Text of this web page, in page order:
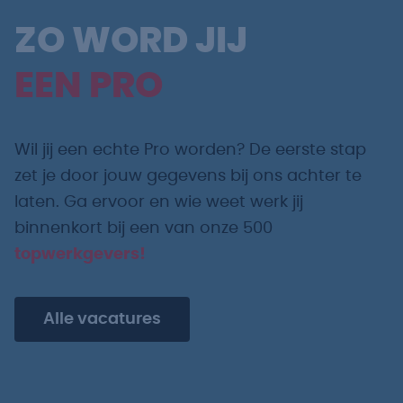
ZO WORD JIJ
EEN PRO
Wil jij een echte Pro worden? De eerste stap
zet je door jouw gegevens bij ons achter te
laten. Ga ervoor en wie weet werk jij
binnenkort bij een van onze 500
topwerkgevers!
Alle vacatures